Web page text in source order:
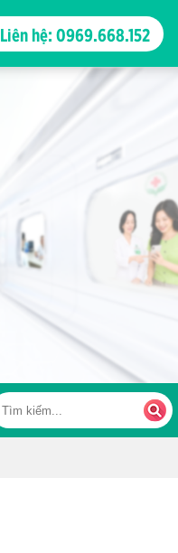
Liên hệ: 0969.668.152